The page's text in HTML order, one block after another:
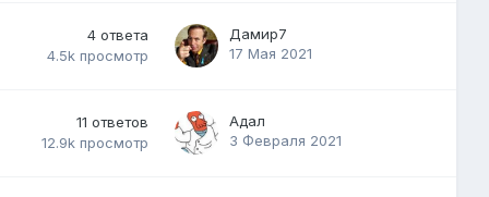
4 ответа
4.5k просмотр
Дамир7
17 Мая 2021
11 ответов
12.9k просмотр
Адал
3 Февраля 2021